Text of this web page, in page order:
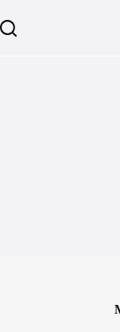
al
contenuto